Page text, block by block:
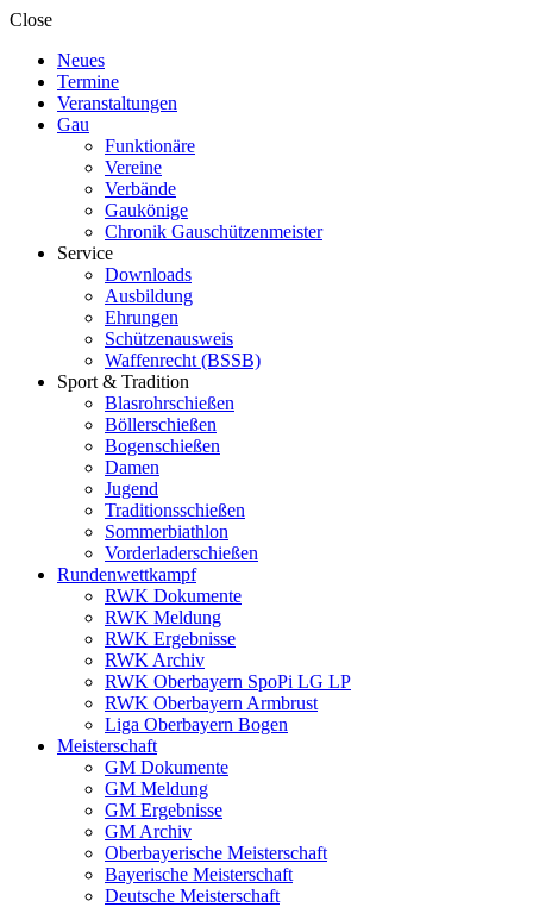
Close
Neues
Termine
Veranstaltungen
Gau
Funktionäre
Vereine
Verbände
Gaukönige
Chronik Gauschützenmeister
Service
Downloads
Ausbildung
Ehrungen
Schützenausweis
Waffenrecht (BSSB)
Sport & Tradition
Blasrohrschießen
Böllerschießen
Bogenschießen
Damen
Jugend
Traditionsschießen
Sommerbiathlon
Vorderladerschießen
Rundenwettkampf
RWK Dokumente
RWK Meldung
RWK Ergebnisse
RWK Archiv
RWK Oberbayern SpoPi LG LP
RWK Oberbayern Armbrust
Liga Oberbayern Bogen
Meisterschaft
GM Dokumente
GM Meldung
GM Ergebnisse
GM Archiv
Oberbayerische Meisterschaft
Bayerische Meisterschaft
Deutsche Meisterschaft